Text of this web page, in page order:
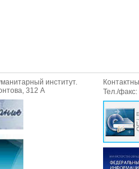
институт.
312 А
Тел./